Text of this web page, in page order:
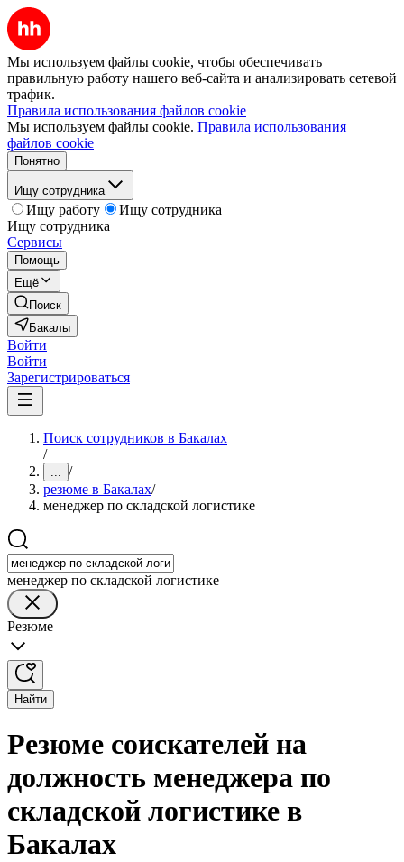
Мы используем файлы cookie, чтобы обеспечивать
правильную работу нашего веб-сайта и анализировать сетевой
трафик.
Правила использования файлов cookie
Мы используем файлы cookie. Правила использования
файлов cookie
Понятно
Ищу сотрудника
Ищу работу
Ищу сотрудника
Ищу сотрудника
Сервисы
Помощь
Ещё
Поиск
Бакалы
Войти
Войти
Зарегистрироваться
Поиск сотрудников в Бакалах
/
... /
резюме в Бакалах/
менеджер по складской логистике
менеджер по складской логистике
Резюме
Найти
Резюме соискателей на
должность менеджера по
складской логистике в
Бакалах